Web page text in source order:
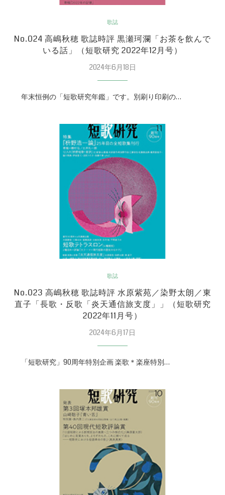
歌誌
No.024 高嶋秋穂 歌誌時評 黒瀬珂瀾「お茶を飲んで
いる話」（短歌研究 2022年12月号）
2024年6月18日
年末恒例の「短歌研究年鑑」です。別刷り印刷の…
歌誌
No.023 高嶋秋穂 歌誌時評 水原紫苑／染野太朗／東
直子「長歌・反歌「炎天通信旅支度」」（短歌研究
2022年11月号）
2024年6月17日
「短歌研究」90周年特別企画 楽歌＊楽座特別…